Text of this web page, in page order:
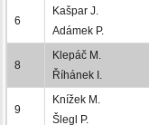
6
Kašpar J.
Adámek P.
8
Klepáč M.
Říhánek I.
9
Knížek M.
Šlegl P.